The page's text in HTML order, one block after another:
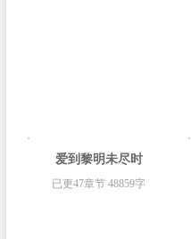
爱到黎明未尽时
已更47章节 48859字